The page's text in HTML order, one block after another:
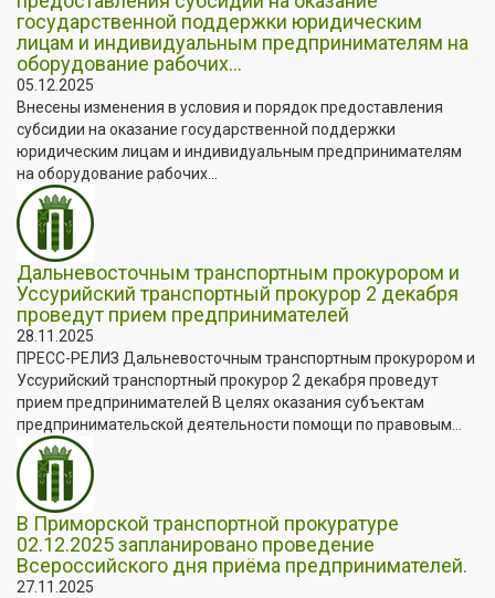
государственной поддержки юридическим
лицам и индивидуальным предпринимателям на
оборудование рабочих...
05.12.2025
Внесены изменения в условия и порядок предоставления
субсидии на оказание государственной поддержки
юридическим лицам и индивидуальным предпринимателям
на оборудование рабочих...
Дальневосточным транспортным прокурором и
Уссурийский транспортный прокурор 2 декабря
проведут прием предпринимателей
28.11.2025
ПРЕСС-РЕЛИЗ Дальневосточным транспортным прокурором и
Уссурийский транспортный прокурор 2 декабря проведут
прием предпринимателей В целях оказания субъектам
предпринимательской деятельности помощи по правовым...
В Приморской транспортной прокуратуре
02.12.2025 запланировано проведение
Всероссийского дня приёма предпринимателей.
27.11.2025